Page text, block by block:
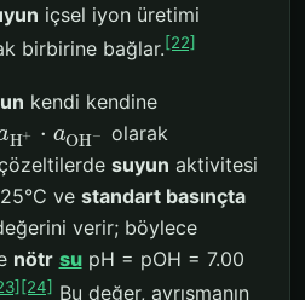
içsel iyon üretimi
birbirine bağlar.[22]
kendi kendine
H+ ⋅ aOH−
olarak
suyun aktivitesi
ve standart basınçta
verir; böylece
nötr supH = pOH = 7.00
[24] Bu değer, ayrışmanın